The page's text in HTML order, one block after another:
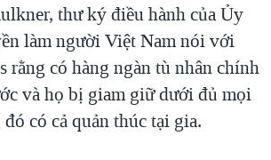
thư ký điều hành của Ủy
làm người Việt Nam nói với
rằng có hàng ngàn tù nhân chính
và họ bị giam giữ dưới đủ mọi
có cả quản thúc tại gia.